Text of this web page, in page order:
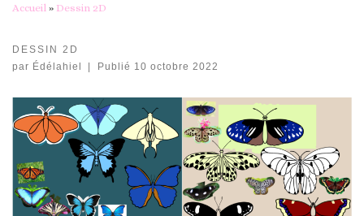
Accueil » Dessin 2D
DESSIN 2D
par Édélahiel | Publié 10 octobre 2022